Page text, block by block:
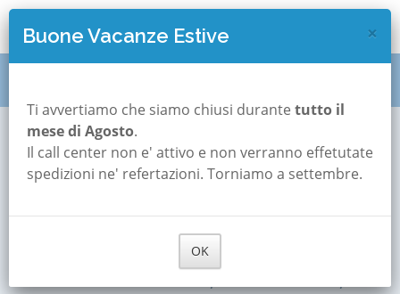
Brescello
Polisonnografia a
Brescello
POLISONNOGRAFIA, POLIGRAFIA,
×
Buone Vacanze Estive
Ti avvertiamo che siamo chiusi durante tutto il
mese di Agosto.
Il call center non e' attivo e non verranno effetutate
spedizioni ne' refertazioni. Torniamo a settembre.
OK